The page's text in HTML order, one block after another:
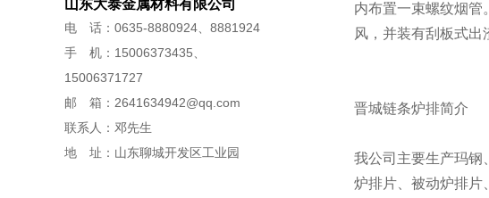
山东大泰金属材料有限公司
电 话：0635-8880924、8881924
手 机：15006373435、
15006371727
邮 箱：2641634942@qq.com
联系人：邓先生
地 址：山东聊城开发区工业园
内布置一束螺纹烟管
风，并装有刮板式出
晋城链条炉排简介
我公司主要生产玛钢
炉排片、被动炉排片